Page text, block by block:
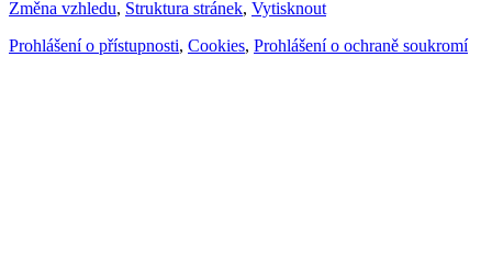
Změna vzhledu, Struktura stránek, Vytisknout
Prohlášení o přístupnosti, Cookies, Prohlášení o ochraně soukromí